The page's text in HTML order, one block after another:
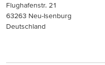
Flughafenstr. 21
63263 Neu-Isenburg
Deutschland